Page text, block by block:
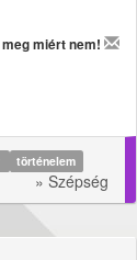
miért nem!
történelem
» Szépség